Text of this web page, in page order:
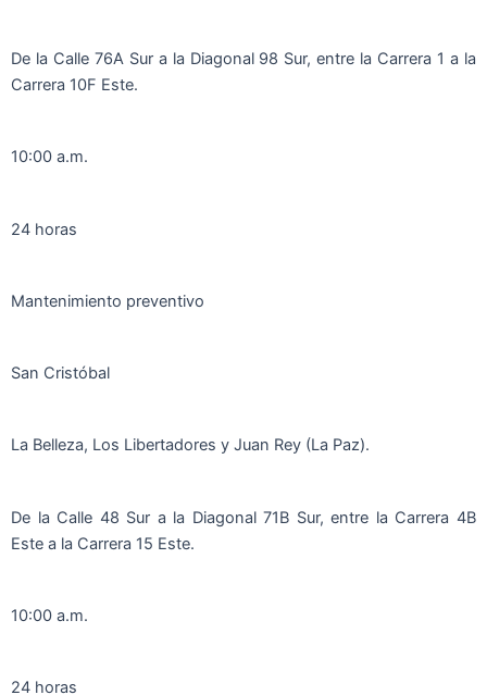
De la Calle 76A Sur a la Diagonal 98 Sur, entre la Carrera 1 a la
Carrera 10F Este.
10:00 a.m.
24 horas
Mantenimiento preventivo
San Cristóbal
La Belleza, Los Libertadores y Juan Rey (La Paz).
De la Calle 48 Sur a la Diagonal 71B Sur, entre la Carrera 4B
Este a la Carrera 15 Este.
10:00 a.m.
24 horas